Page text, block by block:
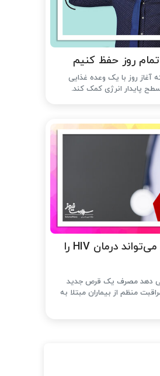
روز حفظ کنیم
آغاز روز با یک وعده غذایی
پایدار انرژی کمک کند.
قرص آزمایشی که می‌تواند درمان HIV را
دهد مصرف یک قرص جدید
منظم از بیماران مبتلا به